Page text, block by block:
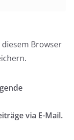
diesem Browser
via E-Mail.